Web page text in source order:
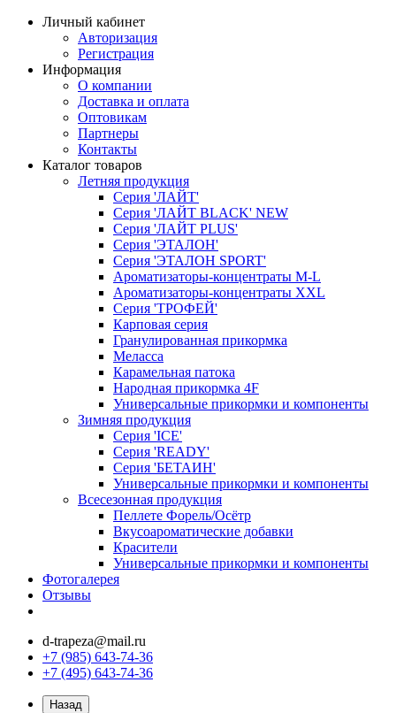
Личный кабинет
Авторизация
Регистрация
Информация
О компании
Доставка и оплата
Оптовикам
Партнеры
Контакты
Каталог товаров
Летняя продукция
Серия 'ЛАЙТ'
Серия 'ЛАЙТ BLACK' NEW
Серия 'ЛАЙТ PLUS'
Серия 'ЭТАЛОН'
Серия 'ЭТАЛОН SPORT'
Ароматизаторы-концентраты M-L
Ароматизаторы-концентраты XXL
Серия 'ТРОФЕЙ'
Карповая серия
Гранулированная прикормка
Меласса
Карамельная патока
Народная прикормка 4F
Универсальные прикормки и компоненты
Зимняя продукция
Серия 'ICE'
Серия 'READY'
Серия 'БЕТАИН'
Универсальные прикормки и компоненты
Всесезонная продукция
Пеллете Форель/Осётр
Вкусоароматические добавки
Красители
Универсальные прикормки и компоненты
Фотогалерея
Отзывы
d-trapeza@mail.ru
+7 (985) 643-74-36
+7 (495) 643-74-36
Назад